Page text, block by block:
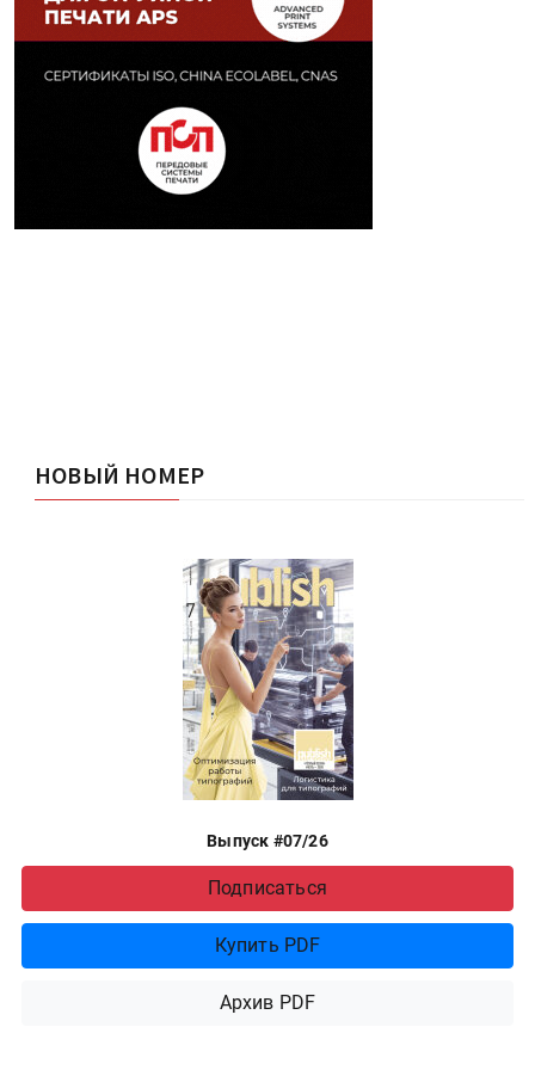
НОВЫЙ НОМЕР
Выпуск #07/26
Подписаться
Купить PDF
Архив PDF